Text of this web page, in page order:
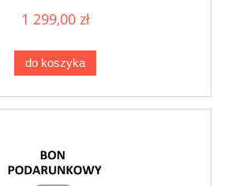
1 299,00 zł
do koszyka